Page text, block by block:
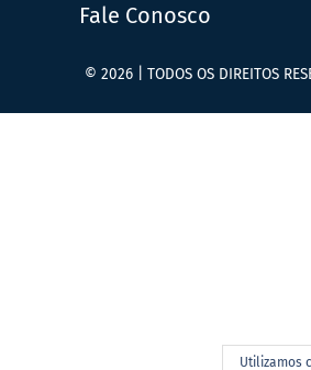
Fale Conosco
Utilizamos
© 2026 | TODOS OS DIREITOS